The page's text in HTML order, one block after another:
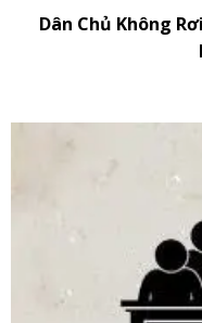
Dân Chủ Không